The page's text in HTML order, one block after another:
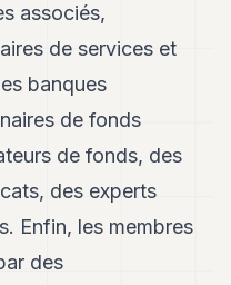
associés,
de services et
banques
de fonds
de fonds, des
des experts
Enfin, les membres
des